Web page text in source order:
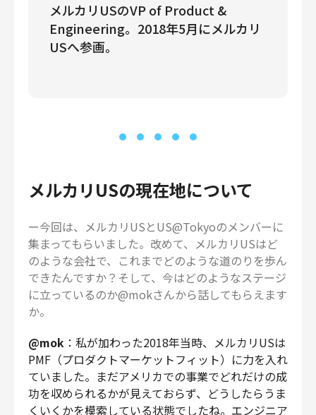
メルカリUSのVP of Product &
Engineering。2018年5月にメルカリ
USへ参画。
メルカリUSの現在地について
ー今回は、メルカリUSとUS@Tokyoのメンバーに
集まってもらいました。改めて、メルカリUSはど
のような会社で、これまでどのような道のりを歩ん
できたんですか？そして、今はどのようなステージ
に立っているのか@mokさんから話してもらえます
か。
@mok ：私が加わった2018年当時、メルカリUSは
PMF（プロダクトマーケットフィット）に力を入れ
ていました。まだアメリカでの事業でどれだけの成
功を収められるかが見えておらず、どうしたらうま
くいくかを模索している状態でしたね。エンジニア